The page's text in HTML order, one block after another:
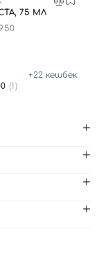
75 МЛ
+22 кешбек
(1)